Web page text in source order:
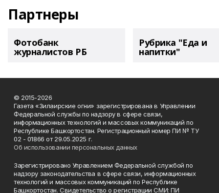
Партнеры
Фотобанк
журналистов РБ
Рубрика "Еда и
напитки"
© 2015-2026
Газета «Зилаирские огни» зарегистрирована в Управлении
Федеральной службы по надзору в сфере связи,
информационных технологий и массовых коммуникаций по
Республике Башкортостан. Регистрационный номер ПИ № ТУ
02 - 01866 от 29.05.2025 г.
Об использовании персональных данных
Зарегистрировано Управлением Федеральной службой по
надзору законодательства в сфере связи, информационных
технологий и массовых коммуникаций по Республике
Башкортостан. Свидетельство о регистрации СМИ: ПИ